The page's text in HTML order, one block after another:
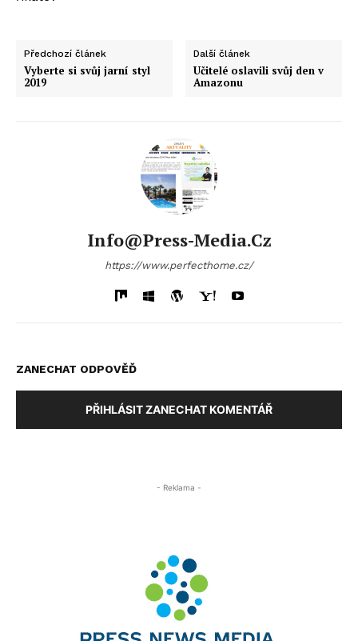
Předchozí článek
Vyberte si svůj jarní styl
2019
Další článek
Učitelé oslavili svůj den v
Amazonu
Info@press-Media.cz
https://www.perfecthome.cz/
ZANECHAT ODPOVĚĎ
PŘIHLÁSIT ZANECHAT KOMENTÁŘ
- Reklama -